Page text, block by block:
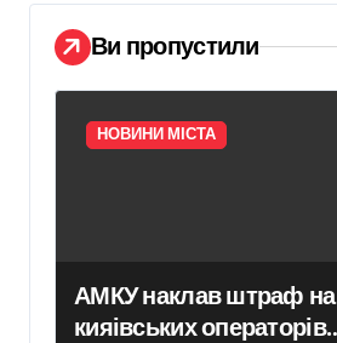
Ви пропустили
НОВИНИ МІСТА
АМКУ наклав штраф на
кияівських операторів